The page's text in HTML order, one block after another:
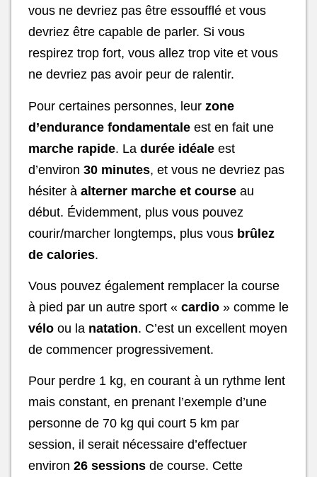
vous ne devriez pas être essoufflé et vous
devriez être capable de parler. Si vous
respirez trop fort, vous allez trop vite et vous
ne devriez pas avoir peur de ralentir.
Pour certaines personnes, leur zone
d’endurance fondamentale est en fait une
marche rapide. La durée idéale est
d’environ 30 minutes, et vous ne devriez pas
hésiter à alterner marche et course au
début. Évidemment, plus vous pouvez
courir/marcher longtemps, plus vous brûlez
de calories.
Vous pouvez également remplacer la course
à pied par un autre sport « cardio » comme le
vélo ou la natation. C’est un excellent moyen
de commencer progressivement.
Pour perdre 1 kg, en courant à un rythme lent
mais constant, en prenant l’exemple d’une
personne de 70 kg qui court 5 km par
session, il serait nécessaire d’effectuer
environ 26 sessions de course. Cette